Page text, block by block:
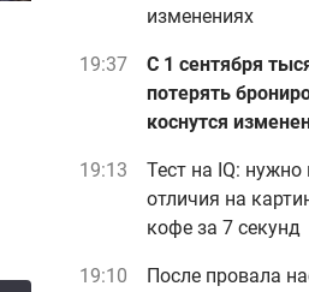
изменениях
19:37
С 1 сентября
потерять
коснутся
19:13
Тест на IQ: нужно
отличия на
кофе за 7 секунд
19:10
После провала